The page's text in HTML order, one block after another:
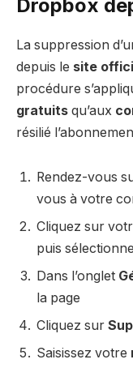
Dropbox
La suppression
depuis le site
procédure
gratuits qu’aux
résilié
Rendez-vous
vous à votre
Cliquez sur
puis
Dans l’onglet
la page
Cliquez sur
Saisissez votre